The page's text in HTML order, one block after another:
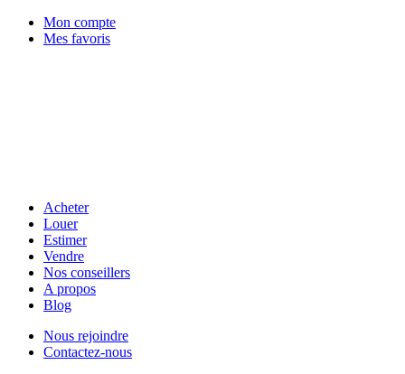
Mon compte
Mes favoris
Acheter
Louer
Estimer
Vendre
Nos conseillers
A propos
Blog
Nous rejoindre
Contactez-nous